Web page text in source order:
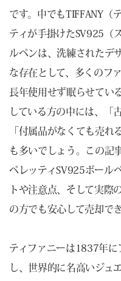
です。中でもTIFFANY（
ティが手掛けたSV925（
ルペンは、洗練されたデ
な存在として、多くのフ
長年使用せず眠らせてい
している方の中には、「
「付属品がなくても売れ
も多いでしょう。この記
ペレッティSV925ボール
トや注意点、そして実際
の方でも安心して売却で
ティファニーは1837年に
し、世界的に名高いジュ